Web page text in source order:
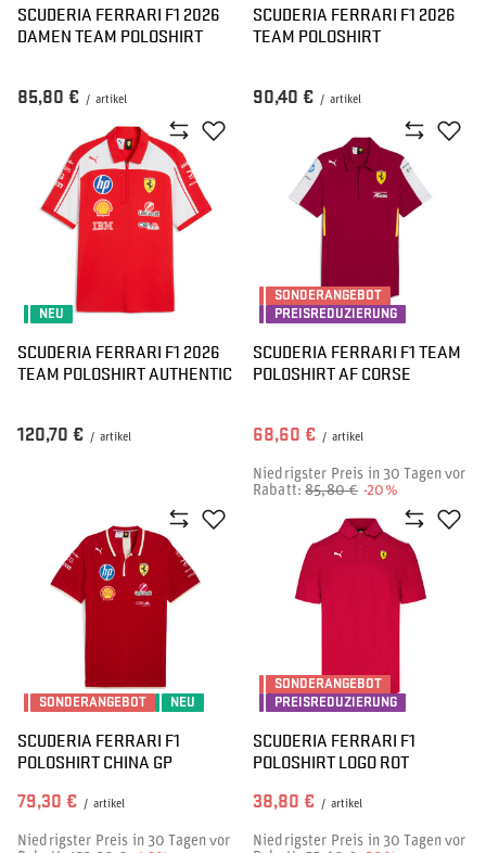
SCUDERIA FERRARI F1 2026
DAMEN TEAM POLOSHIRT
85,80 € / artikel
SCUDERIA FERRARI F1 2026
TEAM POLOSHIRT
90,40 € / artikel
NEU
SCUDERIA FERRARI F1 2026
TEAM POLOSHIRT AUTHENTIC
120,70 € / artikel
SONDERANGEBOT
PREISREDUZIERUNG
SCUDERIA FERRARI F1 TEAM
POLOSHIRT AF CORSE
68,60 € / artikel
Niedrigster Preis in 30 Tagen vor
Rabatt:85,80 € -20%
SONDERANGEBOT NEU
SCUDERIA FERRARI F1
POLOSHIRT CHINA GP
79,30 € / artikel
Niedrigster Preis in 30 Tagen vor
SONDERANGEBOT
PREISREDUZIERUNG
SCUDERIA FERRARI F1
POLOSHIRT LOGO ROT
38,80 € / artikel
Niedrigster Preis in 30 Tagen vor